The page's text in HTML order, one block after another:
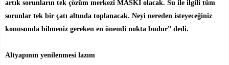
artık sorunların tek çözüm merkezi MASKİ olacak. Su ile ilgili tüm
sorunlar tek bir çatı altında toplanacak. Neyi nereden isteyeceğiniz
konusunda bilmeniz gereken en önemli nokta budur” dedi.
Altyapının yenilenmesi lazım